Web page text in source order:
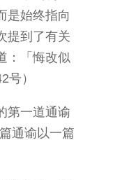
是始终指向
提到了有关
：「悔改似
号）
第一道通谕
通谕以一篇